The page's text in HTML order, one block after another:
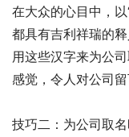
在大众的心目中，以
都具有吉利祥瑞的
用这些汉字来为公
感觉，令人对公司
技巧二：为公司取